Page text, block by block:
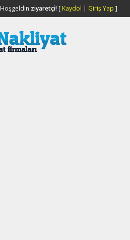
Hoşgeldin ziyaretçi![ Kaydol | Giriş Yap ]